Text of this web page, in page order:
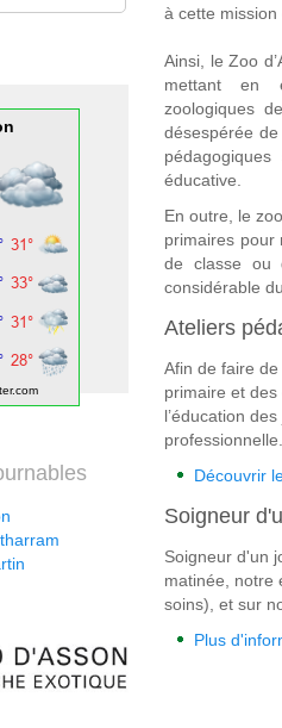
à cette mission
Ainsi, le Zoo
mettant en
zoologiques
désespérée
éducative.
En outre, le
primaires
de classe ou
considérable
Ateliers
Afin de faire
primaire et
l’éducation
professionnelle.
Découvrir
Soigneur
Soigneur d'un
matinée, notre
soins), et sur
Plus